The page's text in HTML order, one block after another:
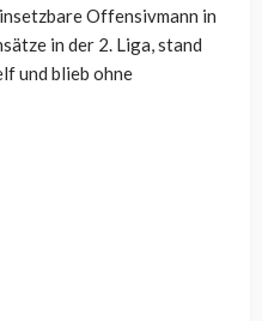
Offensivmann in
in der 2. Liga, stand
und blieb ohne